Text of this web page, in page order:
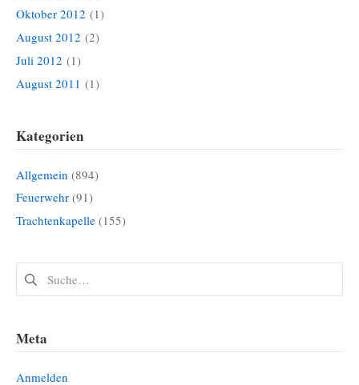
Oktober 2012 (1)
August 2012 (2)
Juli 2012 (1)
August 2011 (1)
Kategorien
Allgemein (894)
Feuerwehr (91)
Trachtenkapelle (155)
Suchen
nach:
Meta
Anmelden